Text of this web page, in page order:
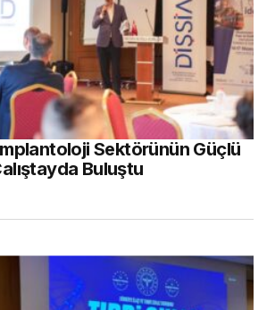
Sektörünün Güçlü
Buluştu